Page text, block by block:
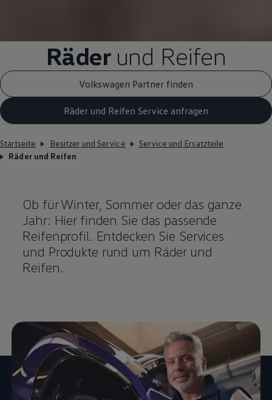
Räder und Reifen
Volkswagen Partner finden
Räder und Reifen Service anfragen
Startseite Besitzer und Service
Service und Ersatzteile
Räder und Reifen
Ob für Winter, Sommer oder das ganze
Jahr: Hier finden Sie das passende
Reifenprofil. Entdecken Sie Services
und Produkte rund um Räder und
Reifen.